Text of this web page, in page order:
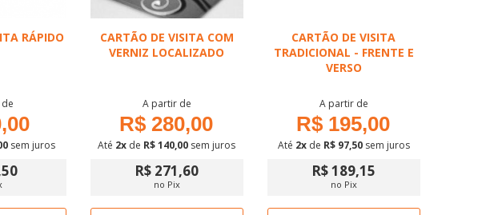
RÁPIDO
sem juros
CARTÃO DE VISITA COM
VERNIZ LOCALIZADO
A partir de
R$ 280,00
Até 2x de R$ 140,00 sem juros
R$ 271,60
no Pix
CARTÃO DE VISITA
TRADICIONAL - FRENTE E
VERSO
A partir de
R$ 195,00
Até 2xde R$ 97,50sem juros
R$ 189,15
no Pix